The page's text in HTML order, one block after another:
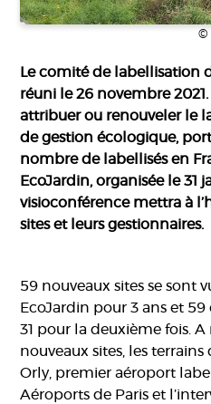
©
Le comité de labellisation
réuni le 26 novembre 2021.
attribuer ou renouveler le
de gestion écologique,
nombre de labellisés en
EcoJardin, organisée le 31
visioconférence mettra à
sites et leurs gestionnaires.
59 nouveaux sites se sont
EcoJardin pour 3 ans et
31 pour la deuxième fois.
nouveaux sites, les terrains
Orly, premier aéroport
Aéroports de Paris et